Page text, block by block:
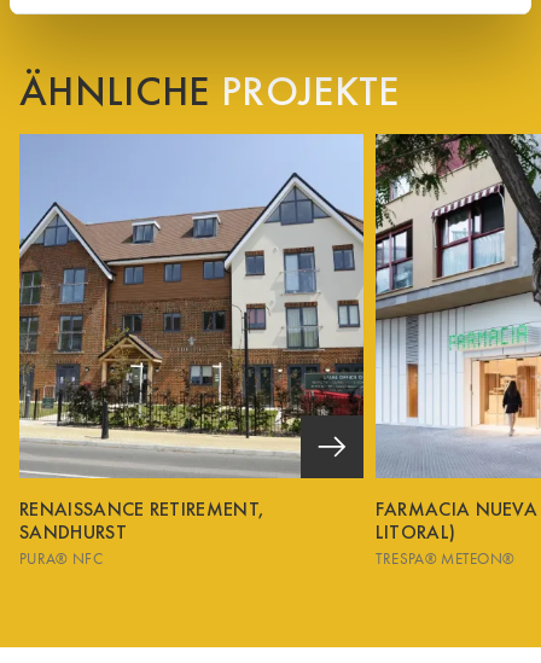
ÄHNLICHE PROJEKTE
RENAISSANCE RETIREMENT,
SANDHURST
PURA® NFC
FARMACIA
LITORAL)
TRESPA® METEON®